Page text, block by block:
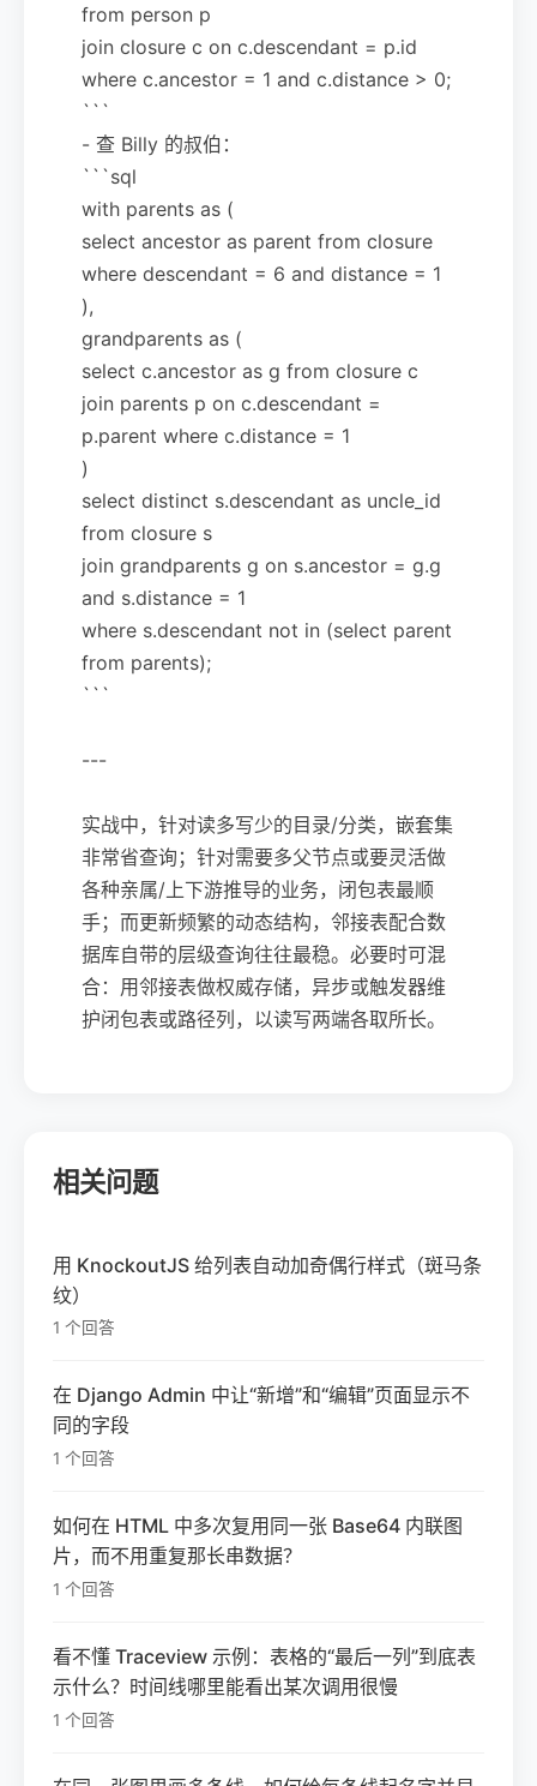
from person p
join closure c on c.descendant = p.id
where c.ancestor = 1 and c.distance > 0;
```
- 查 Billy 的叔伯：
```sql
with parents as (
select ancestor as parent from closure
where descendant = 6 and distance = 1
),
grandparents as (
select c.ancestor as g from closure c
join parents p on c.descendant =
p.parent where c.distance = 1
)
select distinct s.descendant as uncle_id
from closure s
join grandparents g on s.ancestor = g.g
and s.distance = 1
where s.descendant not in (select parent
from parents);
```
---
实战中，针对读多写少的目录/分类，嵌套集
非常省查询；针对需要多父节点或要灵活做
各种亲属/上下游推导的业务，闭包表最顺
手；而更新频繁的动态结构，邻接表配合数
据库自带的层级查询往往最稳。必要时可混
合：用邻接表做权威存储，异步或触发器维
护闭包表或路径列，以读写两端各取所长。
相关问题
用 KnockoutJS 给列表自动加奇偶行样式（斑马条
纹）
1 个回答
在 Django Admin 中让“新增”和“编辑”页面显示不
同的字段
1 个回答
如何在 HTML 中多次复用同一张 Base64 内联图
片，而不用重复那长串数据？
1 个回答
看不懂 Traceview 示例：表格的“最后一列”到底表
示什么？时间线哪里能看出某次调用很慢
1 个回答